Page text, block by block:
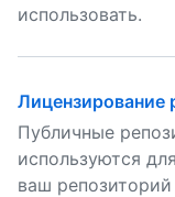
использовать.
Лицензирование
Публичные
используются
ваш